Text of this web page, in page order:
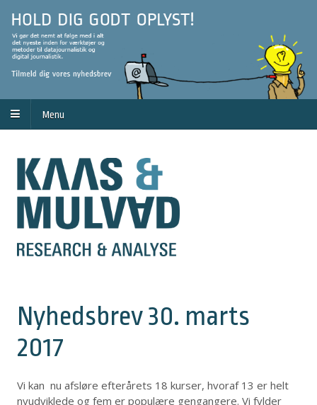
Menu
Nyhedsbrev 30. marts
2017
Vi kan nu afsløre efterårets 18 kurser, hvoraf 13 er helt
nyudviklede og fem er populære gengangere. Vi fylder